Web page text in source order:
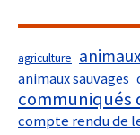
agriculture
animaux sauvages
communiqués
compte rendu de